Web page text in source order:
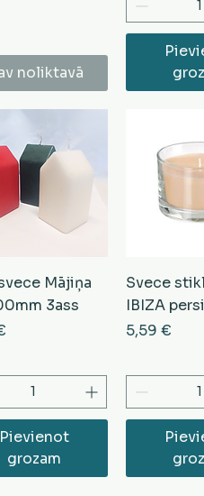
noliktavā
Mājiņa
3ass
Pievienot
grozam
Svece
IBIZA
Cena
5,59 €